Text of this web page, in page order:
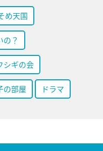
め天国
？
シギの会
の部屋 ドラマ